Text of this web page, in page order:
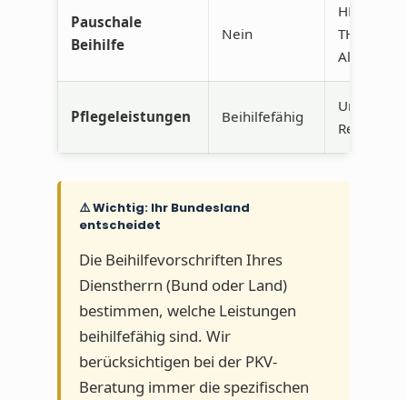
Pauschale
Beihilfe
Nein
HH, HB,
TH bieten
Pflegeleistungen Beihilfefähig
⚠️ Wichtig: Ihr Bundesland
entscheidet
Die Beihilfevorschriften Ihres
Dienstherrn (Bund oder Land)
bestimmen, welche Leistungen
beihilfefähig sind. Wir
berücksichtigen bei der PKV-
Beratung immer die spezifischen